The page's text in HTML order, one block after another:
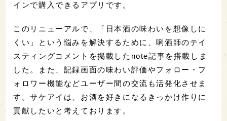
インで購入できるアプリです。
このリニューアルで、「日本酒の味わいを想像しに
くい」という悩みを解決するために、唎酒師のテイ
スティングコメントを掲載したnote記事を搭載しま
した。また、記録画面の味わい評価やフォロー・フ
ォロワー機能などユーザー間の交流も活発化させま
す。サケアイは、お酒を好きになるきっかけ作りに
貢献したいと考えております。